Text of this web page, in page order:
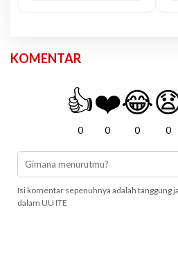
KOMENTAR
👍
0
❤️
0
😂
0 0
Isi komentar sepenuhnya adalah tanggung
dalam UU ITE